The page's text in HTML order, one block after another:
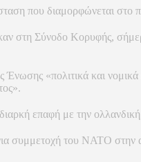
που διαμορφώνεται στο
Σύνοδο Κορυφής,
«πολιτικά και
επαφή με την
συμμετοχή του ΝΑΤΟ στην